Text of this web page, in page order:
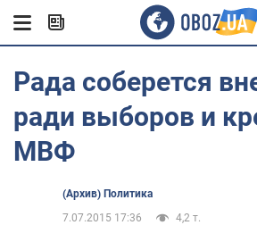
Рада соберется
ради выборов и
МВФ
(Архив) Политика
7.07.2015 17:36
4,2 т.